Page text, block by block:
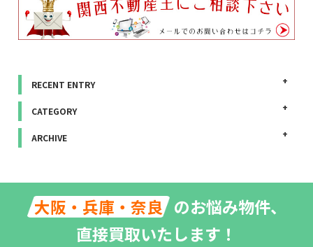
RECENT ENTRY
CATEGORY
ARCHIVE
大阪・兵庫・奈良 のお悩み物件、
直接買取いたします！